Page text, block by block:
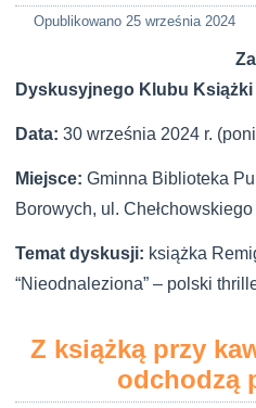
Opublikowano 25 września 2024
Dyskusyjnego Klubu Książki
Data:30 września 2024 r.
Miejsce:Gminna Biblioteka
Borowych, ul. Chełchowskiego
Temat dyskusji: książka
“Nieodnaleziona” – polski
Z książką przy
odchodzą